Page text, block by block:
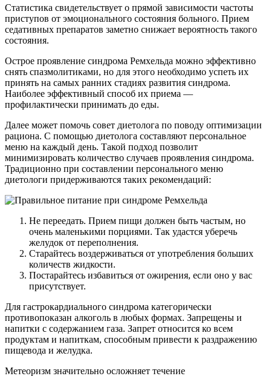
Статистика свидетельствует о прямой зависимости частоты
приступов от эмоционального состояния больного. Прием
седативных препаратов заметно снижает вероятность такого
состояния.
Острое проявление синдрома Ремхельда можно эффективно
снять спазмолитиками, но для этого необходимо успеть их
принять на самых ранних стадиях развития синдрома.
Наиболее эффективный способ их приема —
профилактически принимать до еды.
Далее может помочь совет диетолога по поводу оптимизации
рациона. С помощью диетолога составляют персональное
меню на каждый день. Такой подход позволит
минимизировать количество случаев проявления синдрома.
Традиционно при составлении персонального меню
диетологи придерживаются таких рекомендаций:
Не переедать. Прием пищи должен быть частым, но
очень маленькими порциями. Так удастся уберечь
желудок от переполнения.
Старайтесь воздерживаться от употребления больших
количеств жидкости.
Постарайтесь избавиться от ожирения, если оно у вас
присутствует.
Для гастрокардиального синдрома категорически
противопоказан алкоголь в любых формах. Запрещены и
напитки с содержанием газа. Запрет относится ко всем
продуктам и напиткам, способным привести к раздражению
пищевода и желудка.
Метеоризм значительно осложняет течение